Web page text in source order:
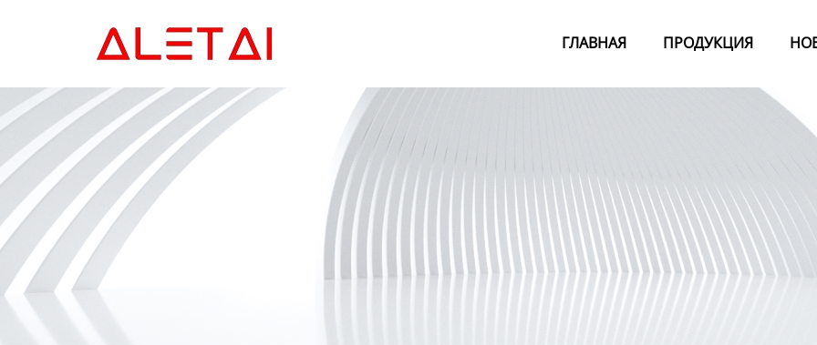
ГЛАВНАЯ ПРОДУКЦИЯ
Новости
О Hас
Контакты